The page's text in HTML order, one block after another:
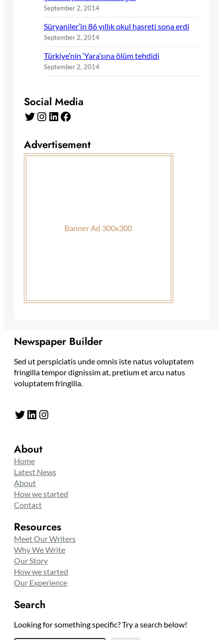
September 2, 2014
Süryaniler’in 86 yıllık okul hasreti sona erdi
September 2, 2014
Türkiye’nin ‘Yara’sına ölüm tehdidi
September 2, 2014
Social Media
Twitter Instagram LinkedIn Facebook
Advertisement
Newspaper Builder
Sed ut perspiciatis unde omnis iste natus voluptatem
fringilla tempor dignissim at, pretium et arcu natus
voluptatem fringilla.
Twitter LinkedIn Instagram
About
Home
Latest News
About
How we started
Contact
Resources
Meet Our Writers
Why We Write
Our Story
How we started
Our Experience
Search
Looking for something specific? Try a search below!